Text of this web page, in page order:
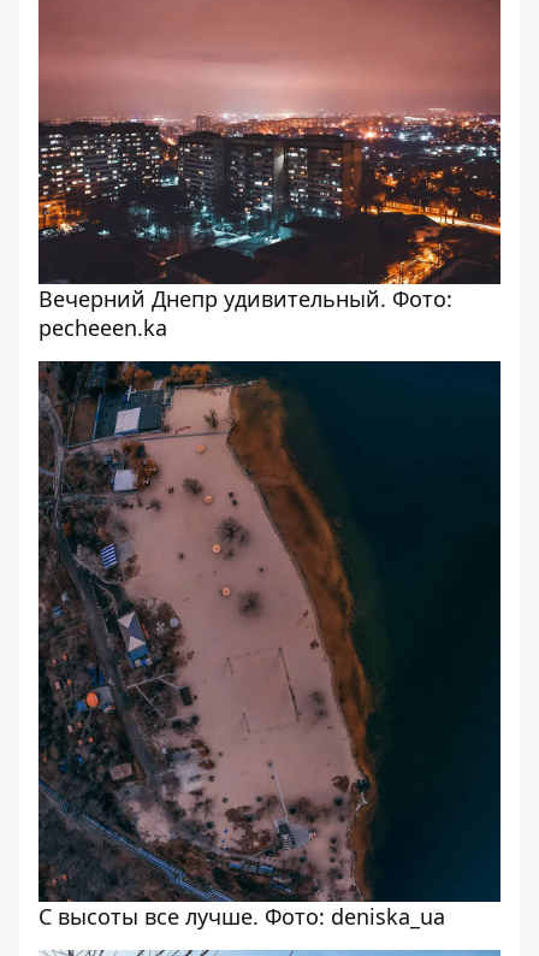
Вечерний Днепр удивительный. Фото:
pecheeen.ka
С высоты все лучше. Фото: deniska_ua